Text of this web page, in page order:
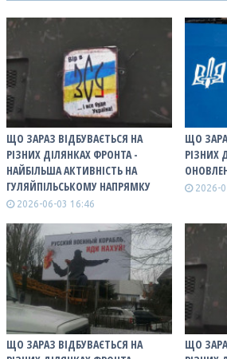
ЩО ЗАРАЗ ВІДБУВАЄТЬСЯ НА
РІЗНИХ ДІЛЯНКАХ ФРОНТА -
НАЙБІЛЬША АКТИВНІСТЬ НА
ГУЛЯЙПІЛЬСЬКОМУ НАПРЯМКУ
2026-06-03 16:46
ЩО
РІЗНИХ
2026-
ЩО ЗАРАЗ ВІДБУВАЄТЬСЯ НА
ЩО